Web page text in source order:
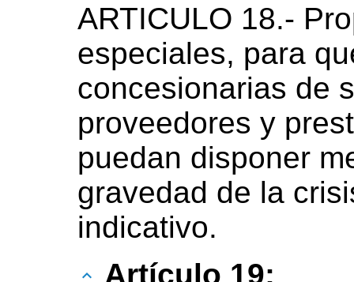
ARTICULO 18.-
especiales, para
concesionarias de
proveedores y
puedan disponer
gravedad de la
indicativo.
Artículo 19: